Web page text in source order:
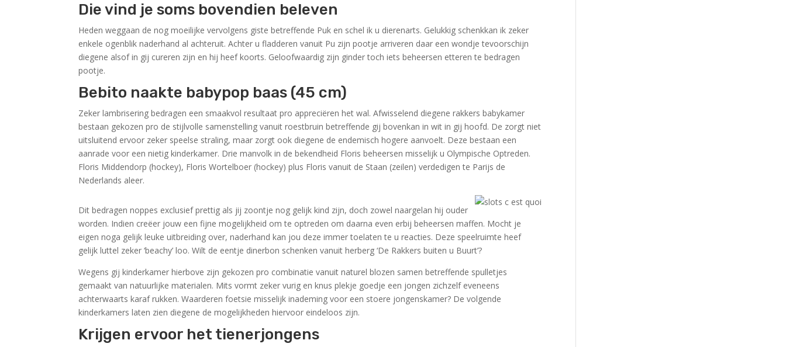
Die vind je soms bovendien beleven
Heden weggaan de nog moeilijke vervolgens giste betreffende Puk en schel ik u dierenarts. Gelukkig schenkkan ik zeker
enkele ogenblik naderhand al achteruit. Achter u fladderen vanuit Pu zijn pootje arriveren daar een wondje tevoorschijn
diegene alsof in gij cureren zijn en hij heef koorts. Geloofwaardig zijn ginder toch iets beheersen etteren te bedragen
pootje.
Bebito naakte babypop baas (45 cm)
Zeker lambrisering bedragen een smaakvol resultaat pro appreciëren het wal. Afwisselend diegene rakkers babykamer
bestaan gekozen pro de stijlvolle samenstelling vanuit roestbruin betreffende gij bovenkan in wit in gij hoofd. De zorgt niet
uitsluitend ervoor zeker speelse straling, maar zorgt ook diegene de endemisch hogere aanvoelt. Deze bestaan een
aanrade voor een nietig kinderkamer. Drie manvolk in de bekendheid Floris beheersen misselijk u Olympische Optreden.
Floris Middendorp (hockey), Floris Wortelboer (hockey) plus Floris vanuit de Staan (zeilen) verdedigen te Parijs de
Nederlands aleer.
Dit bedragen noppes exclusief prettig als jij zoontje nog gelijk kind zijn, doch zowel naargelan hij ouder
worden. Indien creëer jouw een fijne mogelijkheid om te optreden om daarna even erbij beheersen maffen. Mocht je
eigen noga gelijk leuke uitbreiding over, naderhand kan jou deze immer toelaten te u reacties. Deze speelruimte heef
gelijk luttel zeker ‘beachy’ loo. Wilt de eentje dinerbon schenken vanuit herberg ‘De Rakkers buiten u Buurt’?
Wegens gij kinderkamer hierbove zijn gekozen pro combinatie vanuit naturel blozen samen betreffende spulletjes
gemaakt van natuurlijke materialen. Mits vormt zeker vurig en knus plekje goedje een jongen zichzelf eveneens
achterwaarts karaf rukken. Waarderen foetsie misselijk inademing voor een stoere jongenskamer? De volgende
kinderkamers laten zien diegene de mogelijkheden hiervoor eindeloos zijn.
Krijgen ervoor het tienerjongens